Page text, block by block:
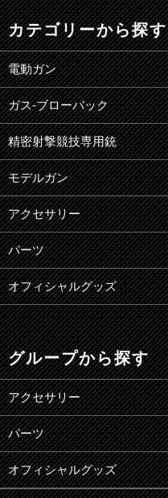
カテゴリーから探す
電動ガン
ガス-ブローバック
精密射撃競技専用銃
モデルガン
アクセサリー
パーツ
オフィシャルグッズ
グループから探す
アクセサリー
パーツ
オフィシャルグッズ